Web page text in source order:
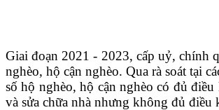
Giai đoạn 2021 - 2023, cấp uỷ, chính
nghèo, hộ cận nghèo. Qua rà soát tại
số hộ nghèo, hộ cận nghèo có đủ
và sửa chữa nhà nhưng không đủ điều